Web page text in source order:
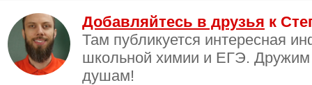
Добавляйтесь в друзья к
Там публикуется интересная
школьной химии и ЕГЭ.
душам!